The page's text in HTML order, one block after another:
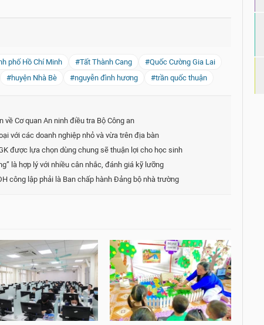
phố Hồ Chí Minh #Tất Thành Cang
#Quốc Cường Gia Lai
#huyện Nhà Bè #nguyễn đình hương #trần quốc thuận
về Cơ quan An ninh điều tra Bộ Công an
với các doanh nghiệp nhỏ và vừa trên địa bàn
được lựa chọn dùng chung sẽ thuận lợi cho học sinh
là hợp lý với nhiều cân nhắc, đánh giá kỹ lưỡng
công lập phải là Ban chấp hành Đảng bộ nhà trường